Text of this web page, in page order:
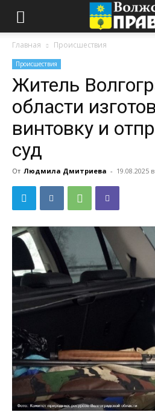
Главная Происшествия
Происшествия
Житель
области
винтовку и
суд
От Людмила Дмитриева - 19.08.2025